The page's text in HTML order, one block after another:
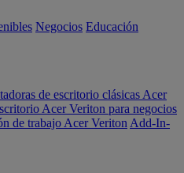
Negocios Educación
de escritorio clásicas Acer
Acer Veriton para negocios
de trabajo Acer Veriton Add-In-